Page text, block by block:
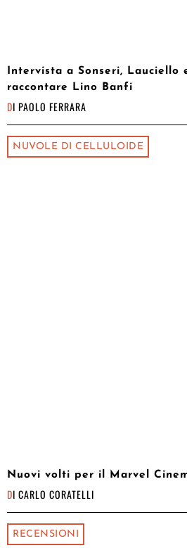
Intervista a Sonseri, Lauciello
raccontare Lino Banfi
DI PAOLO FERRARA
NUVOLE DI CELLULOIDE
Nuovi volti per il Marvel
DI CARLO CORATELLI
RECENSIONI